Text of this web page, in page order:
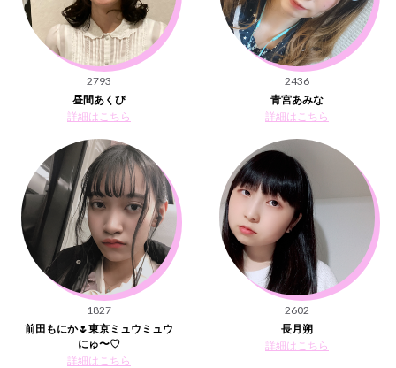
2793
昼間あくび
詳細はこちら
2436
青宮あみな
詳細はこちら
1827
前田もにか🌷東京ミュウミュウ
にゅ〜♡
詳細はこちら
2602
長月朔
詳細はこちら